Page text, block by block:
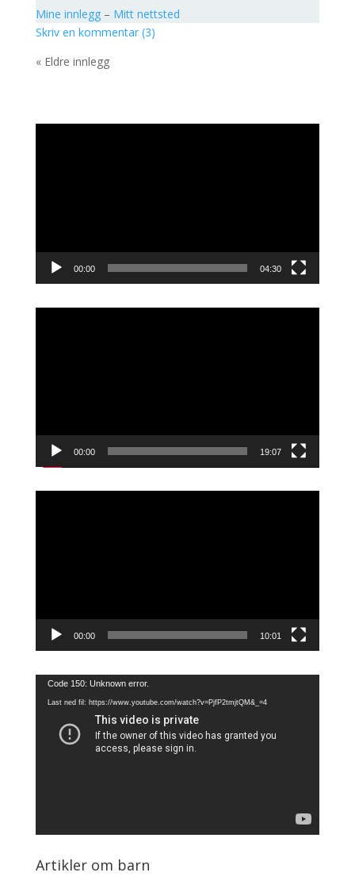
Mine innlegg– Mitt nettsted
Skriv en kommentar (3)
« Eldre innlegg
00:00 04:30
00:00 19:07
00:00 10:01
Videoavspiller
Code 150: Unknown error.
Last ned fil: https://www.youtube.com/watch?v=PjfP2tmjtQM&_=4
Artikler om barn